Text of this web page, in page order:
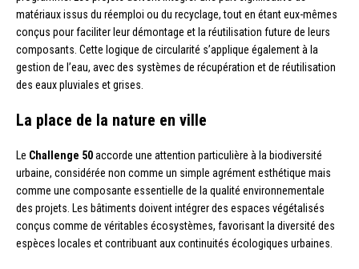
matériaux issus du réemploi ou du recyclage, tout en étant eux-mêmes
conçus pour faciliter leur démontage et la réutilisation future de leurs
composants. Cette logique de circularité s’applique également à la
gestion de l’eau, avec des systèmes de récupération et de réutilisation
des eaux pluviales et grises.
La place de la nature en ville
Le Challenge 50accorde une attention particulière à la biodiversité
urbaine, considérée non comme un simple agrément esthétique mais
comme une composante essentielle de la qualité environnementale
des projets. Les bâtiments doivent intégrer des espaces végétalisés
conçus comme de véritables écosystèmes, favorisant la diversité des
espèces locales et contribuant aux continuités écologiques urbaines.